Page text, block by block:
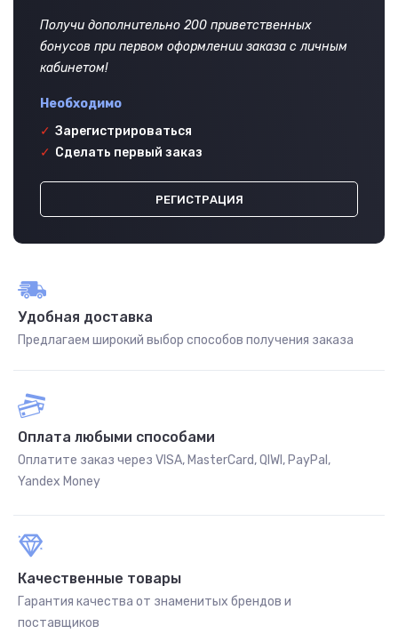
Получи дополнительно 200 приветственных
бонусов при первом оформлении заказа с личным
кабинетом!
Необходимо
✓ Зарегистрироваться
✓ Сделать первый заказ
РЕГИСТРАЦИЯ
Удобная доставка
Предлагаем широкий выбор способов получения заказа
Оплата любыми способами
Оплатите заказ через VISA, MasterCard, QIWI, PayPal,
Yandex Money
Качественные товары
Гарантия качества от знаменитых брендов и
поставщиков